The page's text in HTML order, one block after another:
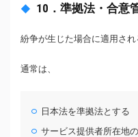
10．準拠法・合意
紛争が生じた場合に適用され
通常は、
日本法を準拠法とする
サービス提供者所在地